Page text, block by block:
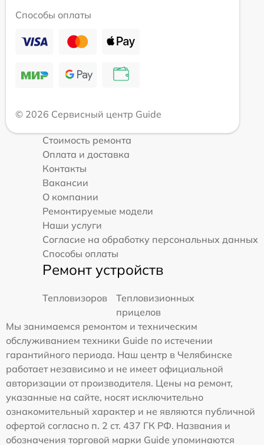
Способы оплаты
© 2026 Сервисный центр Guide
Стоимость ремонта
Оплата и доставка
Контакты
Вакансии
О компании
Ремонтируемые модели
Наши услуги
Согласие на обработку персональных данных
Способы оплаты
Ремонт устройств
Тепловизоров
Тепловизионных
прицелов
Мы занимаемся ремонтом и техническим
обслуживанием техники Guide по истечении
гарантийного периода. Наш центр в Челябинске
работает независимо и не имеет официальной
авторизации от производителя. Цены на ремонт,
указанные на сайте, носят исключительно
ознакомительный характер и не являются публичной
офертой согласно п. 2 ст. 437 ГК РФ. Названия и
обозначения торговой марки Guide упоминаются